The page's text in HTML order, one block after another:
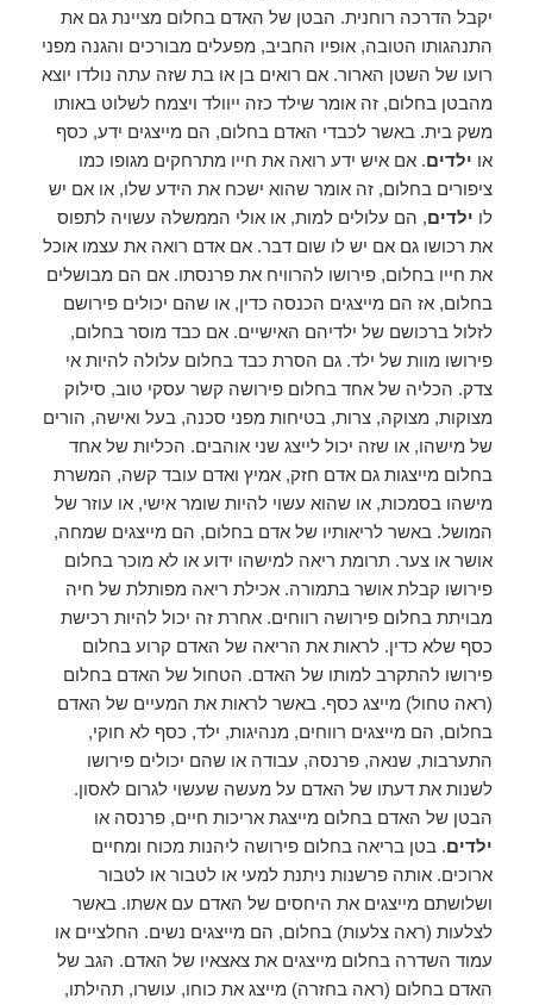
יקבל הדרכה רוחנית. הבטן של האדם בחלום מציינת גם את
התנהגותו הטובה, אופיו החביב, מפעלים מבורכים והגנה מפני
רועו של השטן הארור. אם רואים בן או בת שזה עתה נולדו יוצא
מהבטן בחלום, זה אומר שילד כזה ייוולד ויצמח לשלוט באותו
משק בית. באשר לכבדי האדם בחלום, הם מייצגים ידע, כסף
או ילדים. אם איש ידע רואה את חייו מתרחקים מגופו כמו
ציפורים בחלום, זה אומר שהוא ישכח את הידע שלו, או אם יש
לו ילדים, הם עלולים למות, או אולי הממשלה עשויה לתפוס
את רכושו גם אם יש לו שום דבר. אם אדם רואה את עצמו אוכל
את חייו בחלום, פירושו להרוויח את פרנסתו. אם הם מבושלים
בחלום, אז הם מייצגים הכנסה כדין, או שהם יכולים פירושם
לזלול ברכושם של ילדיהם האישיים. אם כבד מוסר בחלום,
פירושו מוות של ילד. גם הסרת כבד בחלום עלולה להיות אי
צדק. הכליה של אחד בחלום פירושה קשר עסקי טוב, סילוק
מצוקות, מצוקה, צרות, בטיחות מפני סכנה, בעל ואישה, הורים
של מישהו, או שזה יכול לייצג שני אוהבים. הכליות של אחד
בחלום מייצגות גם אדם חזק, אמיץ ואדם עובד קשה, המשרת
מישהו בסמכות, או שהוא עשוי להיות שומר אישי, או עוזר של
המושל. באשר לריאותיו של אדם בחלום, הם מייצגים שמחה,
אושר או צער. תרומת ריאה למישהו ידוע או לא מוכר בחלום
פירושו קבלת אושר בתמורה. אכילת ריאה מפותלת של חיה
מבויתת בחלום פירושה רווחים. אחרת זה יכול להיות רכישת
כסף שלא כדין. לראות את הריאה של האדם קרוע בחלום
פירושו להתקרב למותו של האדם. הטחול של האדם בחלום
(ראה טחול) מייצג כסף. באשר לראות את המעיים של האדם
בחלום, הם מייצגים רווחים, מנהיגות, ילד, כסף לא חוקי,
התערבות, שנאה, פרנסה, עבודה או שהם יכולים פירושו
לשנות את דעתו של האדם על מעשה שעשוי לגרום לאסון.
הבטן של האדם בחלום מייצגת אריכות חיים, פרנסה או
ילדים. בטן בריאה בחלום פירושה ליהנות מכוח ומחיים
ארוכים. אותה פרשנות ניתנת למעי או לטבור או לטבור
ושלושתם מייצגים את היחסים של האדם עם אשתו. באשר
לצלעות (ראה צלעות) בחלום, הם מייצגים נשים. החלציים או
עמוד השדרה בחלום מייצגים את צאצאיו של האדם. הגב של
האדם בחלום (ראה בחזרה) מייצג את כוחו, עושרו, תהילתו,